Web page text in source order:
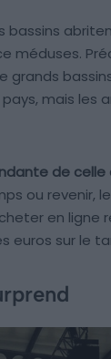
bassins
méduses.
grands
mais
de celle
ou revenir,
en ligne
euros sur le